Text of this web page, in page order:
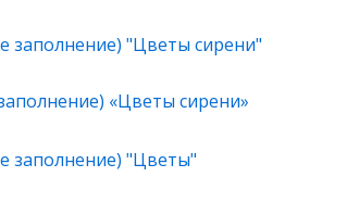
«Цветы сирени»